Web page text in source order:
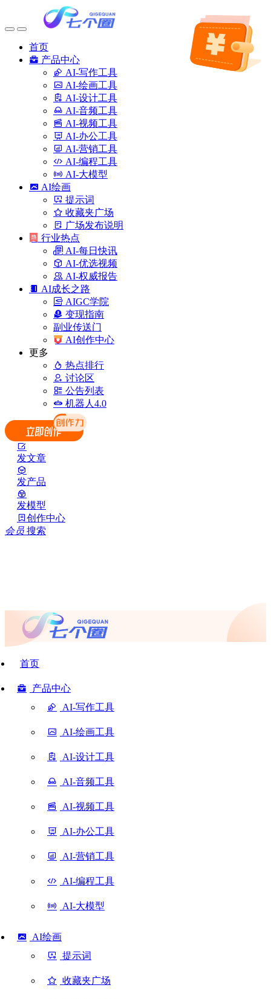
首页
产品中心
AI-写作工具
AI-绘画工具
AI-设计工具
AI-音频工具
AI-视频工具
AI-办公工具
AI-营销工具
AI-编程工具
AI-大模型
AI绘画
提示词
收藏夹广场
广场发布说明
行业热点
AI-每日快讯
AI-优选视频
AI-权威报告
AI成长之路
AIGC学院
变现指南
副业传送门
AI创作中心
更多
热点排行
讨论区
公告列表
机器人4.0
发文章
发产品
发模型
创作中心
会员 搜索
首页
产品中心
AI-写作工具
AI-绘画工具
AI-设计工具
AI-音频工具
AI-视频工具
AI-办公工具
AI-营销工具
AI-编程工具
AI-大模型
AI绘画
提示词
收藏夹广场